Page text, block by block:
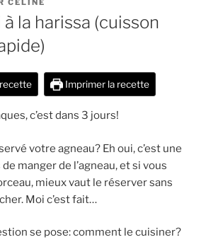
CÉLINE
la harissa (cuisson
Imprimer la recette
c’est dans 3 jours!
votre agneau? Eh oui, c’est une
manger de l’agneau, et si vous
mieux vaut le réserver sans
Moi c’est fait…
se pose: comment le cuisiner?